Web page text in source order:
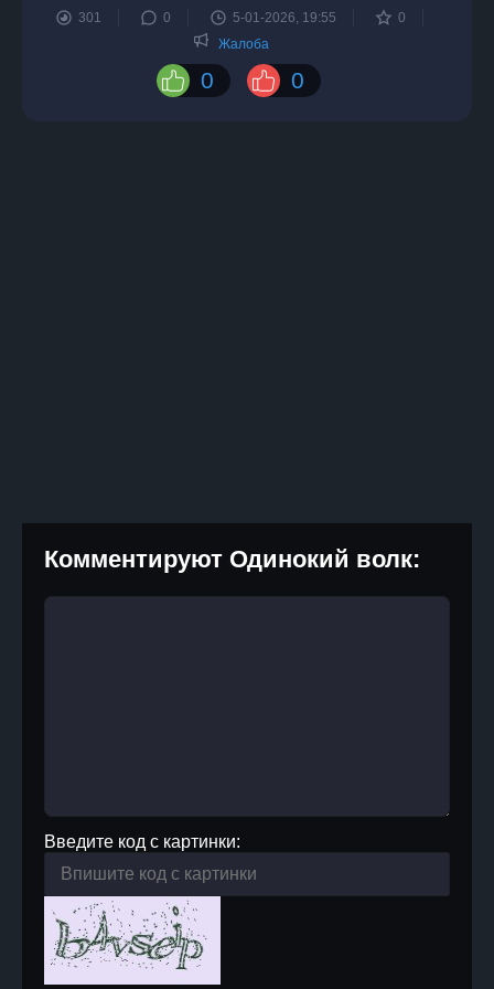
301 0 5-01-2026, 19:55
0
Жалоба
0 0
Комментируют Одинокий волк:
Введите код с картинки: